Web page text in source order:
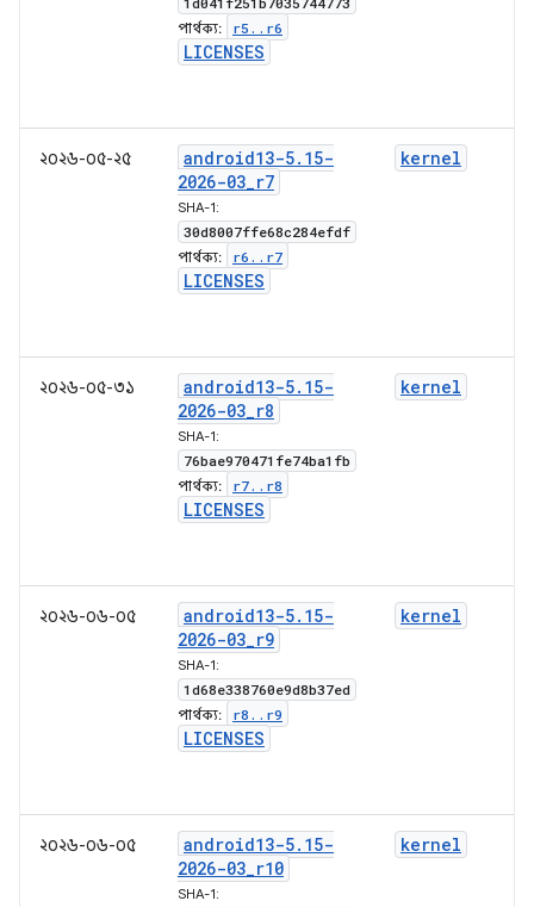
পার্থক্য: r5 . . r6
LICENSES
২০২৬-০৫-২৫ android13-5. 15-
2026-03_r7
SHA-1:
30d8007ffe68c284efdf
পার্থক্য: r6 . . r7
LICENSES
kernel
২০২৬-০৫-৩১ android13-5. 15-
2026-03_r8
SHA-1:
76bae970471fe74ba1fb
পার্থক্য: r7. . r8
LICENSES
kernel
২০২৬-০৬-০৫ android13-5. 15-
2026-03_r9
SHA-1:
1d68e338760e9d8b37ed
পার্থক্য: r8 . . r9
LICENSES
kernel
২০২৬-০৬-০৫ android13-5. 15-
2026-03_r10
SHA-1:
kernel